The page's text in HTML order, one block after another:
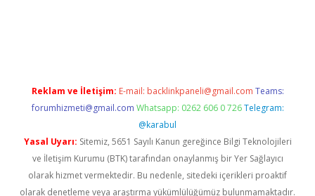
Reklam ve İletişim: E-mail: backlinkpaneli@gmail.com Teams:
forumhizmeti@gmail.com Whatsapp: 0262 606 0 726 Telegram:
@karabul
Yasal Uyarı: Sitemiz, 5651 Sayılı Kanun gereğince Bilgi Teknolojileri
ve İletişim Kurumu (BTK) tarafından onaylanmış bir Yer Sağlayıcı
olarak hizmet vermektedir. Bu nedenle, sitedeki içerikleri proaktif
olarak denetleme veya araştırma yükümlülüğümüz bulunmamaktadır.